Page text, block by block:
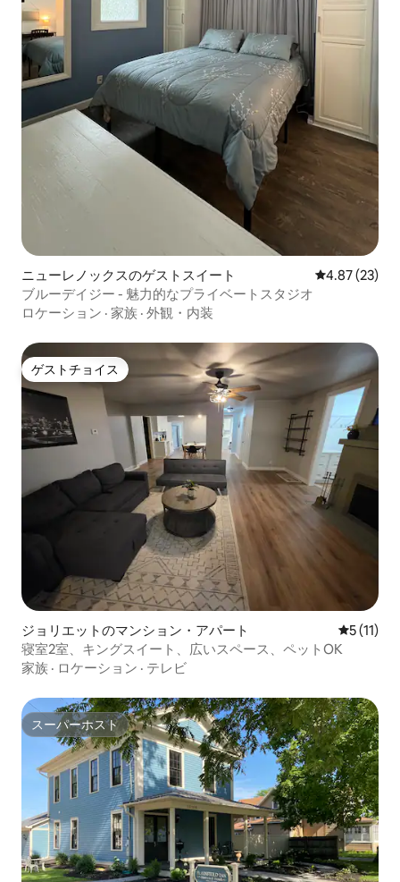
ニューレノックスのゲストスイート レビュー23
4.87 (23)
ブルーデイジー - 魅力的なプライベートスタジオ
ロケーション · 家族 · 外観・内装
ゲストチョイス
ゲストチョイス
ジョリエットのマンション・アパート レビュー
5 (11)
寝室2室、キングスイート、広いスペース、ペットOK
家族 · ロケーション · テレビ
スーパーホスト
スーパーホスト